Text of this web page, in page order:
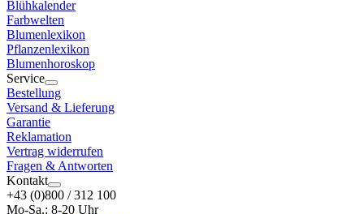
Blühkalender
Farbwelten
Blumenlexikon
Pflanzenlexikon
Blumenhoroskop
Service
Bestellung
Versand & Lieferung
Garantie
Reklamation
Vertrag widerrufen
Fragen & Antworten
Kontakt
+43 (0)800 / 312 100
Mo-Sa.: 8-20 Uhr